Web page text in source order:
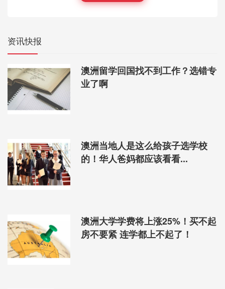
资讯快报
澳洲留学回国找不到工作？选错专
业了啊
澳洲当地人是这么给孩子选学校
的！华人爸妈都应该看看...
澳洲大学学费将上涨25%！买不起
房不要紧 连学都上不起了！